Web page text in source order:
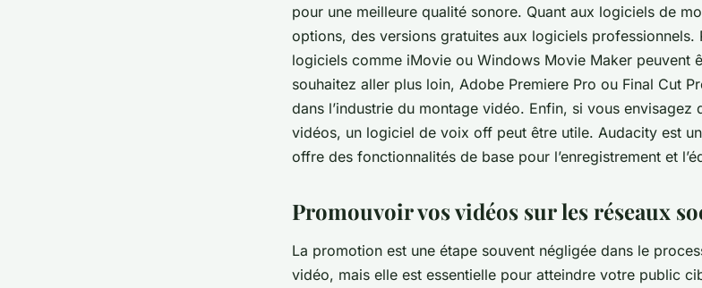
pour une meilleure qualité sonore. Quant aux logiciels de
options, des versions gratuites aux logiciels professionnels.
logiciels comme iMovie ou Windows Movie Maker peuvent
souhaitez aller plus loin, Adobe Premiere Pro ou Final Cut
dans l’industrie du montage vidéo. Enfin, si vous envisagez
vidéos, un logiciel de voix off peut être utile. Audacity est
offre des fonctionnalités de base pour l’enregistrement et
Promouvoir vos vidéos sur les réseaux
La promotion est une étape souvent négligée dans le
vidéo, mais elle est essentielle pour atteindre votre public